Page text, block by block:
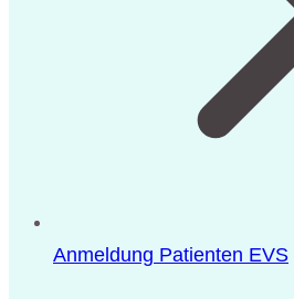
Anmeldung Patienten EVS